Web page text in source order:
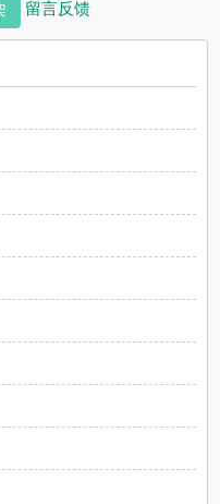
留言反馈